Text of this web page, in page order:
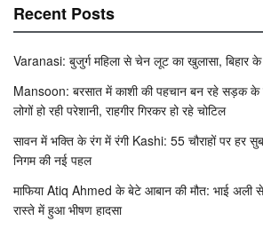
Recent Posts
Varanasi: बुजुर्ग महिला से चेन लूट का खुलासा, बिहार के
Mansoon: बरसात में काशी की पहचान बन रहे सड़क
लोगों हो रही परेशानी, राहगीर गिरकर हो रहे चोटिल
सावन में भक्ति के रंग में रंगी Kashi: 55 चौराहों पर हर
निगम की नई पहल
माफिया Atiq Ahmed के बेटे आबान की मौत: भाई अली
रास्ते में हुआ भीषण हादसा